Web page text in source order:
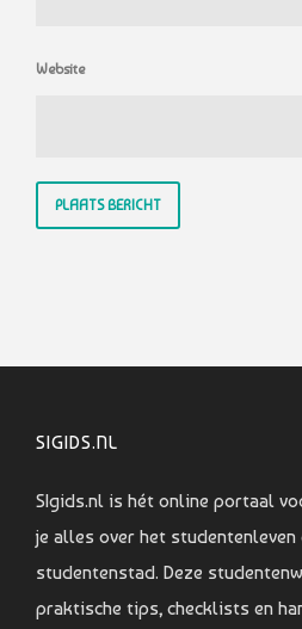
Website
SIGIDS.NL
SIgids.nl is hét online portaal
je alles over het studentenleven
studentenstad. Deze
praktische tips, checklists en